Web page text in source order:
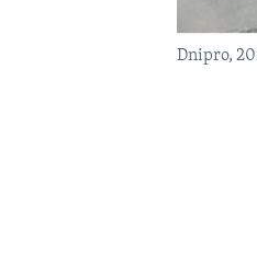
Dnipro,